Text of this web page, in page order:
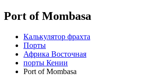
Port of Mombasa
Калькулятор фрахта
Порты
Африка Восточная
порты Кении
Port of Mombasa